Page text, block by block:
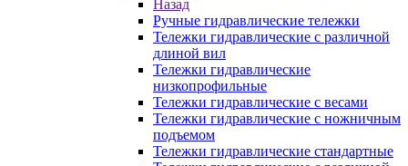
Назад
Ручные гидравлические тележки
Тележки гидравлические с различной
длиной вил
Тележки гидравлические
низкопрофильные
Тележки гидравлические с весами
Тележки гидравлические с ножничным
подъемом
Тележки гидравлические стандартные